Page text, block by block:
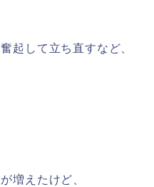
起して立ち直すなど、
増えたけど、